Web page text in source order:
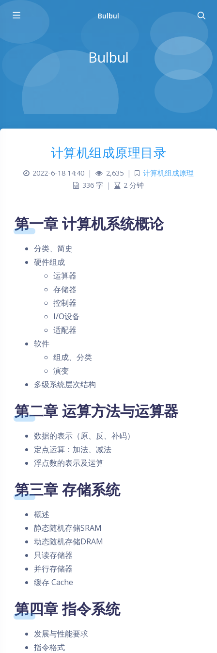
Bulbul
Bulbul
计算机组成原理目录
2022-6-18 14:40 | 2,635 |
计算机组成原理
336 字 | 2 分钟
第一章 计算机系统概论
分类、简史
硬件组成
运算器
存储器
控制器
I/O设备
适配器
软件
组成、分类
演变
多级系统层次结构
第二章 运算方法与运算器
数据的表示（原、反、补码）
定点运算：加法、减法
浮点数的表示及运算
第三章 存储系统
概述
静态随机存储SRAM
动态随机存储DRAM
只读存储器
并行存储器
缓存 Cache
第四章 指令系统
发展与性能要求
指令格式